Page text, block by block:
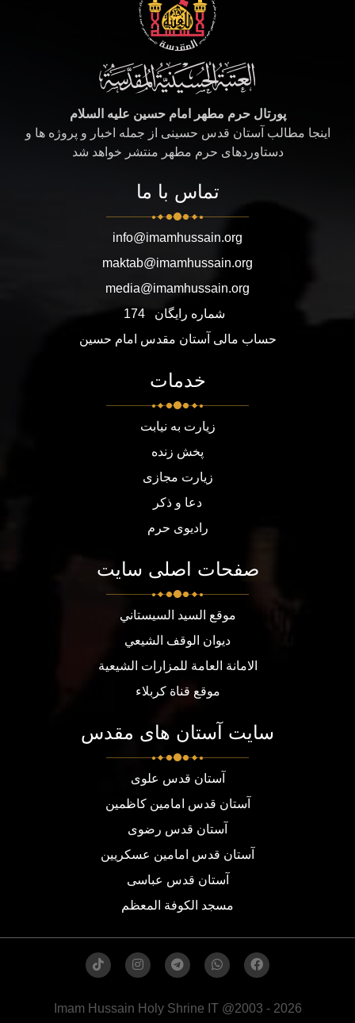
پورتال حرم مطهر امام حسین علیه السلام
اینجا مطالب آستان قدس حسینی از جمله اخبار و پروژه ها و
دستاوردهای حرم مطهر منتشر خواهد شد
تماس با ما
info@imamhussain.org
maktab@imamhussain.org
media@imamhussain.org
شماره رایگان
174
حساب مالی آستان مقدس امام حسین
خدمات
زیارت به نیابت
پخش زنده
زیارت مجازی
دعا و ذکر
رادیوی حرم
صفحات اصلی سایت
موقع السيد السيستاني
ديوان الوقف الشيعي
الامانة العامة للمزارات الشيعية
موقع قناة كربلاء
سایت آستان های مقدس
آستان قدس علوی
آستان قدس امامین کاظمین
آستان قدس رضوی
آستان قدس امامین عسکریین
آستان قدس عباسی
مسجد الكوفة المعظم
Imam Hussain Holy Shrine IT @2003 - 2026